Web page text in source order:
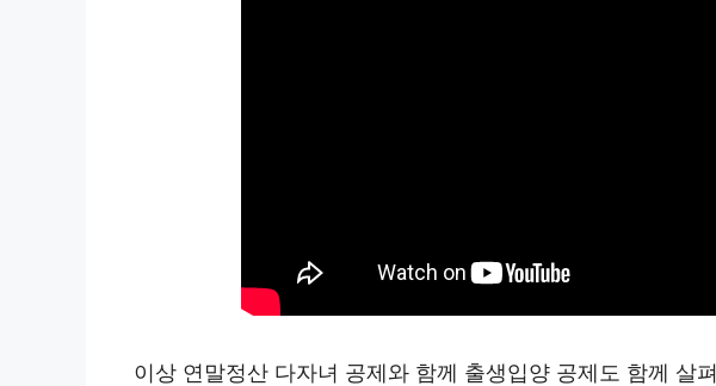
이상 연말정산 다자녀 공제와 함께 출생입양 공제도 함께 살